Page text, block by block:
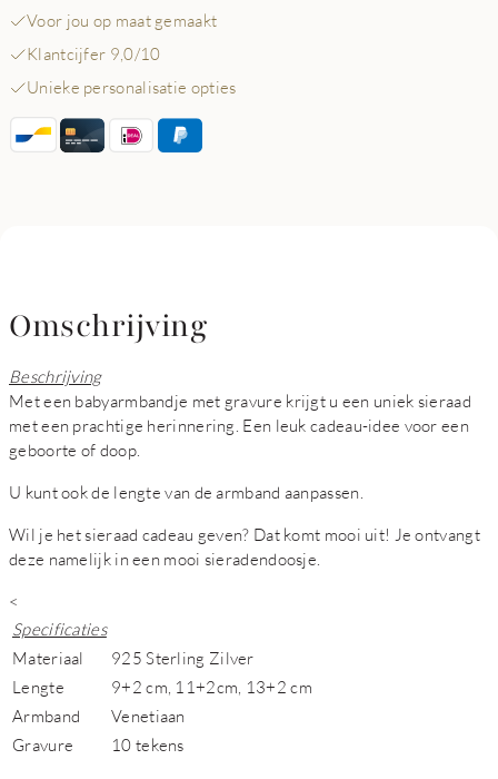
Voor jou op maat gemaakt
Klantcijfer 9,0/10
Unieke personalisatie opties
Omschrijving
Beschrijving
Met een babyarmbandje met gravure krijgt u een uniek sieraad
met een prachtige herinnering. Een leuk cadeau-idee voor een
geboorte of doop.
U kunt ook de lengte van de armband aanpassen.
Wil je het sieraad cadeau geven? Dat komt mooi uit! Je ontvangt
deze namelijk in een mooi sieradendoosje.
<
Specificaties
Materiaal
925 Sterling Zilver
Lengte
9+2 cm, 11+2cm, 13+2 cm
Armband
Venetiaan
Gravure
10 tekens